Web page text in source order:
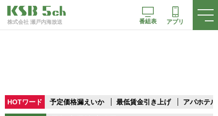
株式会社 瀬戸内海放送 番組表 アプリ
HOTワード 予定価格漏えいか 最低賃金引き上げ アパホテル